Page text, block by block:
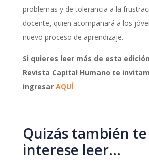
problemas y de tolerancia a la
docente, quien acompañará a los
nuevo proceso de aprendizaje.
Si quieres leer más de esta
Revista Capital Humano te
ingresar AQUÍ
Quizás también te
interese leer…